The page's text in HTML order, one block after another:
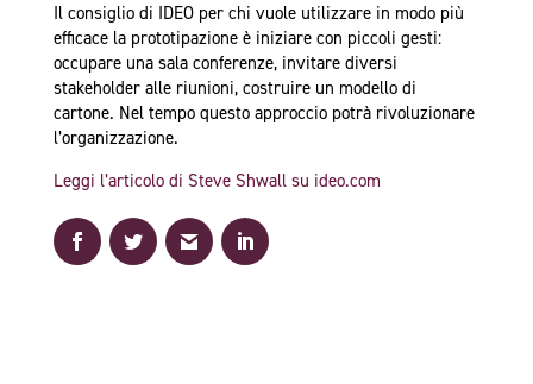
Il consiglio di IDEO per chi vuole utilizzare in modo più
efficace la prototipazione è iniziare con piccoli gesti:
occupare una sala conferenze, invitare diversi
stakeholder alle riunioni, costruire un modello di
cartone. Nel tempo questo approccio potrà rivoluzionare
l’organizzazione.
Leggi l’articolo di Steve Shwall su ideo.com